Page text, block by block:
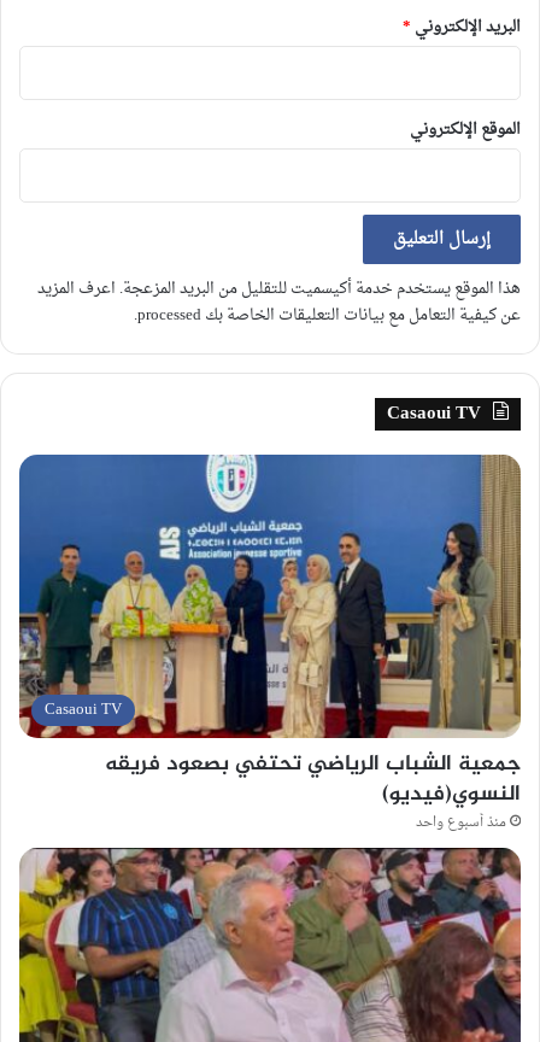
البريد الإلكتروني *
الموقع الإلكتروني
هذا الموقع يستخدم خدمة أكيسميت للتقليل من البريد المزعجة. اعرف المزيد
عن كيفية التعامل مع بيانات التعليقات الخاصة بك processed
.
Casaoui TV
Casaoui TV
جمعية الشباب الرياضي تحتفي بصعود فريقه
النسوي(فيديو)
منذ أسبوع واحد